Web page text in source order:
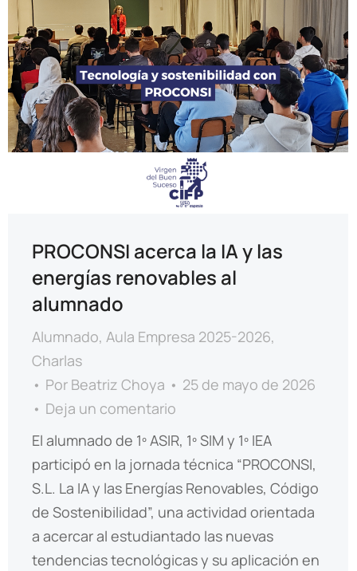
PROCONSI acerca la IA y las
energías renovables al
alumnado
Alumnado, Aula Empresa 2025-2026,
Charlas
Por Beatriz Choya
25 de mayo de 2026
Deja un comentario
El alumnado de 1º ASIR, 1º SIM y 1º IEA
participó en la jornada técnica “PROCONSI,
S.L. La IA y las Energías Renovables, Código
de Sostenibilidad”, una actividad orientada
a acercar al estudiantado las nuevas
tendencias tecnológicas y su aplicación en